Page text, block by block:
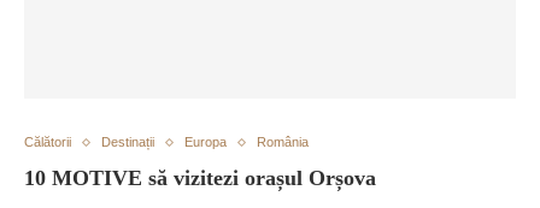
Călătorii Destinații Europa România
10 MOTIVE să vizitezi orașul Orșova